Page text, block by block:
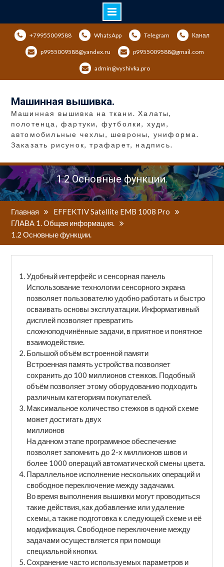
Перейти
содержимому
+79955009588 WhatsApp Telegram Канал
p9955009588@yandex.ru p9955009588@gmail.com
admin@vyshivka.pro
Машинная вышивка.
Машинная вышивка на ткани. Халаты,
полотенца, фартуки, футболки, худи,
автомобильные чехлы, шевроны, униформа.
Заказать рисунок, трафарет, надпись.
1.2 Основные функции.
Главная
EFFEKTIV Satellite EMB 1008 Pro
ГЛАВА 1. Общая информация.
1.2 Основные функции.
Удобный интерфейс и сенсорная панель
Использование технологии сенсорного экрана
позволяет пользователю удобно работать и быстро
осваивать основы эксплуатации. Информативный
дисплей позволяет превратить
сложноподчинённые задачи, в приятное и понятное
взаимодействие.
Большой объём встроенной памяти
Встроенная память устройства позволяет
сохранить до 100 миллионов стежков. Подобный
объём позволяет этому оборудованию подходить
различным категориям покупателей.
Максимальное количество стежков в одной схеме
может достигать двух
миллионов
На данном этапе программное обеспечение
позволяет запомнить до 2-х миллионов швов и
более 1000 операций автоматической смены цвета.
Параллельное исполнение нескольких операций и
свободное переключение между задачами.
Во время выполнения вышивки могут проводиться
такие действия, как добавление или удаление
схемы, а также подготовка к следующей схеме и её
модификация. Свободное переключение между
задачами осуществляется при помощи
специальной кнопки.
Сохранение часто используемых параметров и